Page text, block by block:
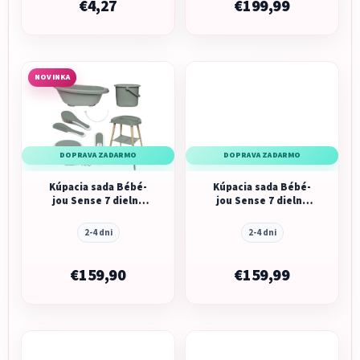
€4,27 €199,99
NOVINKA
DOPRAVA ZADARMO
Kúpacia sada Bébé-
jou Sense 7 dielna
2-4 dni
€159,90
DOPRAVA ZADARMO
Kúpacia sada Bébé-
jou Sense 7 dielna
2-4 dni
€159,99